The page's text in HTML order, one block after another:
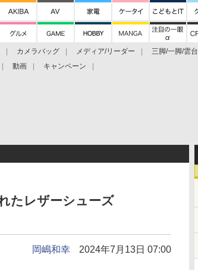
カメラバッグ メディア/リーダー 三脚/一脚/雲台
動画 キャンペーン
たレザーシューズ
岡嶋和幸 2024年7月13日 07:00